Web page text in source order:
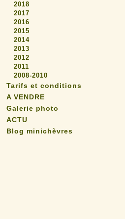
2018
2017
2016
2015
2014
2013
2012
2011
2008-2010
Tarifs et conditions
A VENDRE
Galerie photo
ACTU
Blog minichèvres